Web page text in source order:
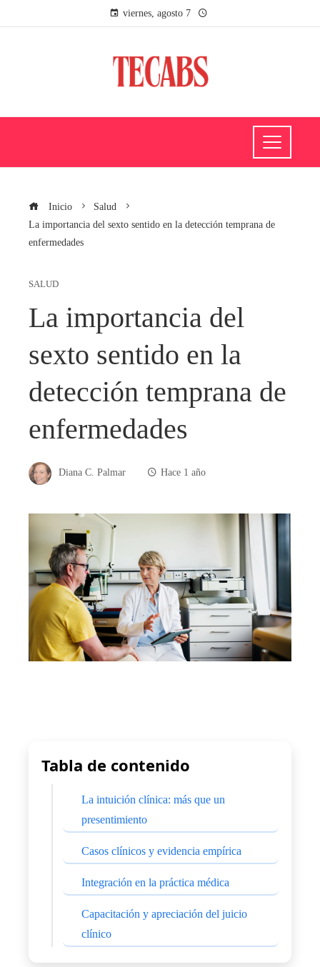
viernes, agosto 7
Inicio
Salud
La importancia del sexto sentido en la detección temprana de
enfermedades
SALUD
La importancia del
sexto sentido en la
detección temprana de
enfermedades
Diana C. Palmar Hace 1 año
Tabla de contenido
La intuición clínica: más que un
presentimiento
Casos clínicos y evidencia empírica
Integración en la práctica médica
Capacitación y apreciación del juicio
clínico